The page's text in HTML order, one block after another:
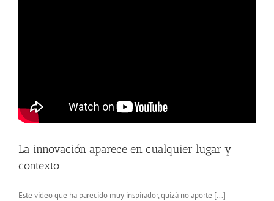
La innovación aparece en cualquier lugar y
contexto
Este video que ha parecido muy inspirador, quizá no aporte [...]